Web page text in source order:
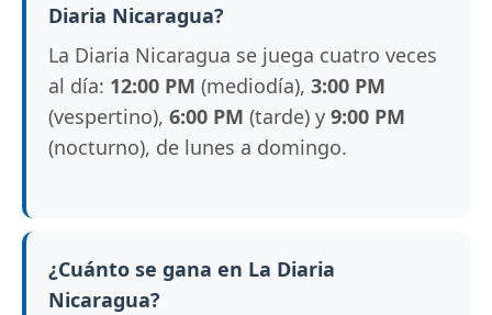
Diaria Nicaragua?
La Diaria Nicaragua se juega cuatro veces
al día: 12:00 PM (mediodía), 3:00 PM
(vespertino), 6:00 PM (tarde) y 9:00 PM
(nocturno), de lunes a domingo.
¿Cuánto se gana en La Diaria
Nicaragua?